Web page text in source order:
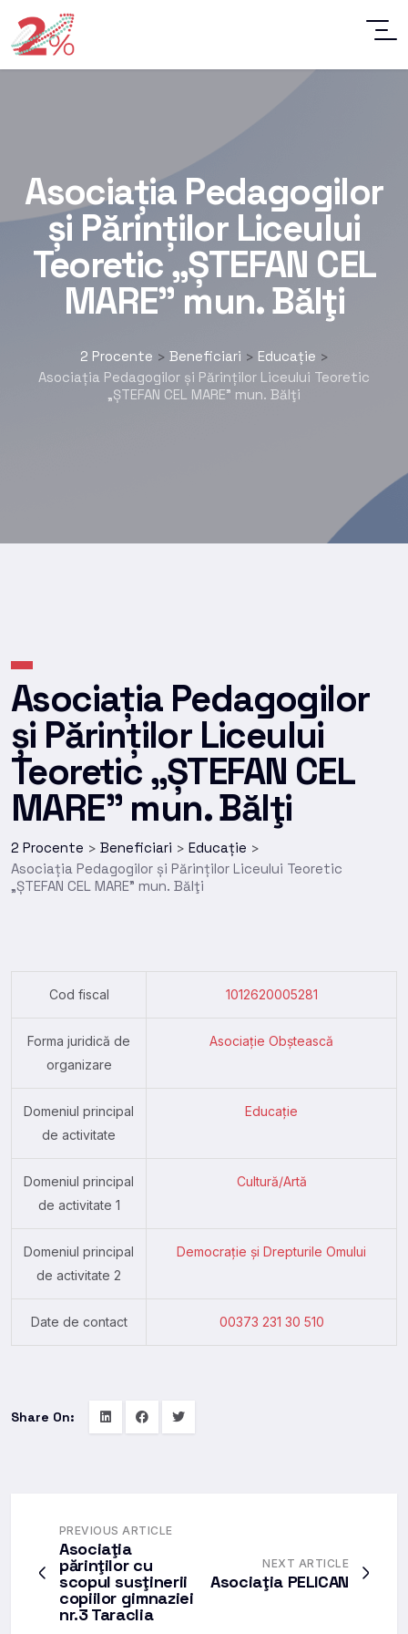
Asociația Pedagogilor
și Părinților Liceului
Teoretic „ȘTEFAN CEL
MARE” mun. Bălţi
2 Procente > Beneficiari > Educație >
Asociația Pedagogilor și Părinților Liceului Teoretic
„ȘTEFAN CEL MARE” mun. Bălţi
Asociația Pedagogilor
și Părinților Liceului
Teoretic „ȘTEFAN CEL
MARE” mun. Bălţi
2 Procente > Beneficiari > Educație >
Asociația Pedagogilor și Părinților Liceului Teoretic
„ȘTEFAN CEL MARE” mun. Bălţi
Cod fiscal 1012620005281
Forma juridică de
organizare
Asociație Obștească
Domeniul principal
de activitate
Educație
Domeniul principal
de activitate 1
Cultură/Artă
Domeniul principal
de activitate 2
Democrație și Drepturile Omului
Date de contact 00373 231 30 510
Share On:
PREVIOUS ARTICLE
Asociaţia
părinţilor cu
scopul susţinerii
copiilor gimnaziei
nr.3 Taraclia
NEXT ARTICLE
Asociaţia PELICAN